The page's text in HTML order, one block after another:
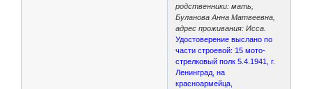
родственники: мать,
Буланова Анна Матвеевна,
адрес проживания: Исса.
Удостоверение выслано по
части строевой: 15 мото-
стрелковый полк 5.4.1941, г.
Ленинград, на
красноармейца,